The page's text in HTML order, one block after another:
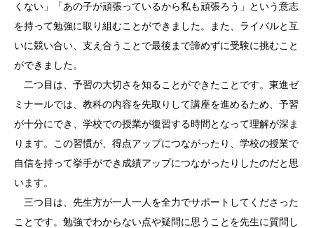
くない」「あの子が頑張っているから私も頑張ろう」という意志
を持って勉強に取り組むことができました。また、ライバルと互
いに競い合い、支え合うことで最後まで諦めずに受験に挑むこと
ができました。
二つ目は、予習の大切さを知ることができたことです。東進ゼ
ミナールでは、教科の内容を先取りして講座を進めるため、予習
が十分にでき、学校での授業が復習する時間となって理解が深ま
ります。この習慣が、得点アップにつながったり、学校の授業で
自信を持って挙手ができ成績アップにつながったりしたのだと思
います。
三つ目は、先生方が一人一人を全力でサポートしてくださった
ことです。勉強でわからない点や疑問に思うことを先生に質問し